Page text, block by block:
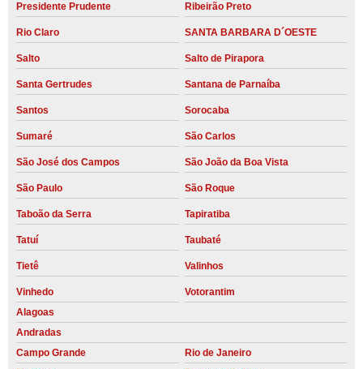
Presidente Prudente Ribeirão Preto
Rio Claro SANTA BARBARA D´OESTE
Salto Salto de Pirapora
Santa Gertrudes Santana de Parnaíba
Santos Sorocaba
Sumaré São Carlos
São José dos Campos São João da Boa Vista
São Paulo São Roque
Taboão da Serra Tapiratiba
Tatuí Taubaté
Tietê Valinhos
Vinhedo
Votorantim
Alagoas
Andradas
Campo Grande
Rio de Janeiro